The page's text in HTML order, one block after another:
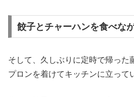
餃子とチャーハンを食べな
そして、久しぶりに定時で帰った
プロンを着けてキッチンに立って